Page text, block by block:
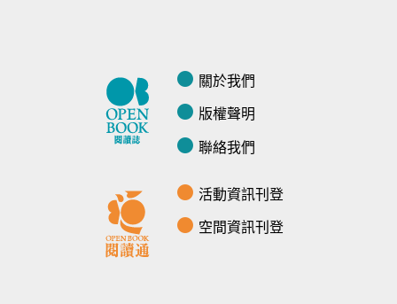
關於我們
版權聲明
聯絡我們
活動資訊刊登
空間資訊刊登